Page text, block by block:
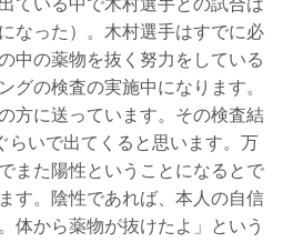
ている中で木村選手との試合は
なった）。木村選手はすでに必
中の薬物を抜く努力をしている
グの検査の実施中になります。
方に送っています。その検査結
らいで出てくると思います。万
また陽性ということになるとで
す。陰性であれば、本人の自信
体から薬物が抜けたよ」という